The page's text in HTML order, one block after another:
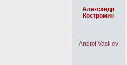
Александр
Костромин
Andrei Vasiliev